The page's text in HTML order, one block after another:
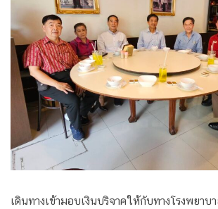
เดินทางเข้ามอบเงินบริจาคให้กับทางโรงพยา